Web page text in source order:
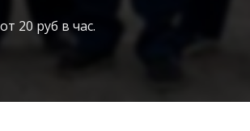
20 руб в час.